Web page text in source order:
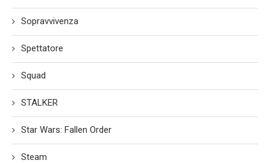
Sopravvivenza
Spettatore
Squad
STALKER
Star Wars: Fallen Order
Steam